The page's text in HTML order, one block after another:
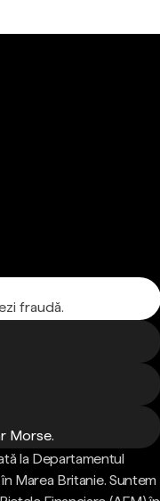
fraudă.
Morse.
la Departamentul
Marea Britanie. Suntem